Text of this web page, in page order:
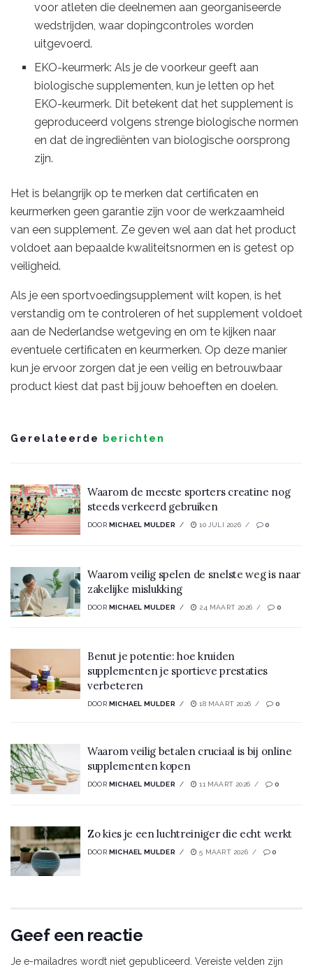
voor atleten die deelnemen aan georganiseerde
wedstrijden, waar dopingcontroles worden
uitgevoerd.
EKO-keurmerk: Als je de voorkeur geeft aan
biologische supplementen, kun je letten op het
EKO-keurmerk. Dit betekent dat het supplement is
geproduceerd volgens strenge biologische normen
en dat de ingrediënten van biologische oorsprong
zijn.
Het is belangrijk op te merken dat certificaten en
keurmerken geen garantie zijn voor de werkzaamheid
van een supplement. Ze geven wel aan dat het product
voldoet aan bepaalde kwaliteitsnormen en is getest op
veiligheid.
Als je een sportvoedingsupplement wilt kopen, is het
verstandig om te controleren of het supplement voldoet
aan de Nederlandse wetgeving en om te kijken naar
eventuele certificaten en keurmerken. Op deze manier
kun je ervoor zorgen dat je een veilig en betrouwbaar
product kiest dat past bij jouw behoeften en doelen.
Gerelateerde berichten
Waarom de meeste sporters creatine nog
steeds verkeerd gebruiken
DOOR MICHAEL MULDER 10 JULI 2026 0
Waarom veilig spelen de snelste weg is naar
zakelijke mislukking
DOOR MICHAEL MULDER 24 MAART 2026 0
Benut je potentie: hoe kruiden
supplementen je sportieve prestaties
verbeteren
DOOR MICHAEL MULDER 18 MAART 2026 0
Waarom veilig betalen cruciaal is bij online
supplementen kopen
DOOR MICHAEL MULDER 11 MAART 2026 0
Zo kies je een luchtreiniger die echt werkt
DOOR MICHAEL MULDER 5 MAART 2026 0
Geef een reactie
Je e-mailadres wordt niet gepubliceerd. Vereiste velden zijn